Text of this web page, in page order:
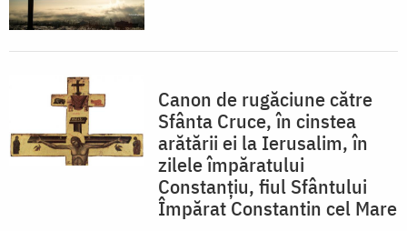
Canon de rugăciune către
Sfânta Cruce, în cinstea
arătării ei la Ierusalim, în
zilele împăratului
Constanţiu, fiul Sfântului
Împărat Constantin cel Mare